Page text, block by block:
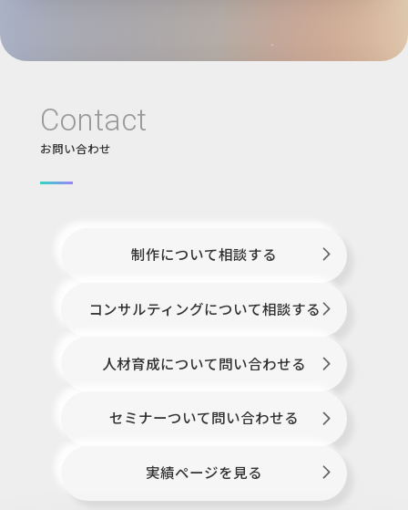
Contact
お問い合わせ
制作について相談する
コンサルティングについて相談する
人材育成について問い合わせる
セミナーついて問い合わせる
実績ページを見る